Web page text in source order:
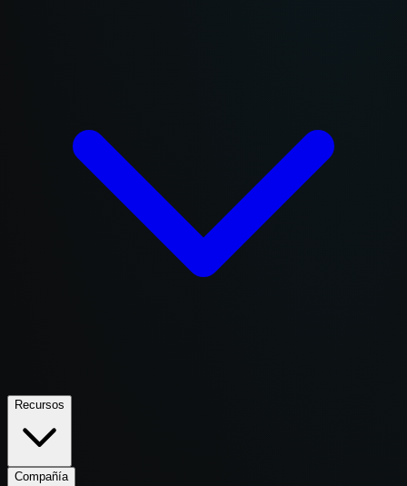
Recursos
Compañía